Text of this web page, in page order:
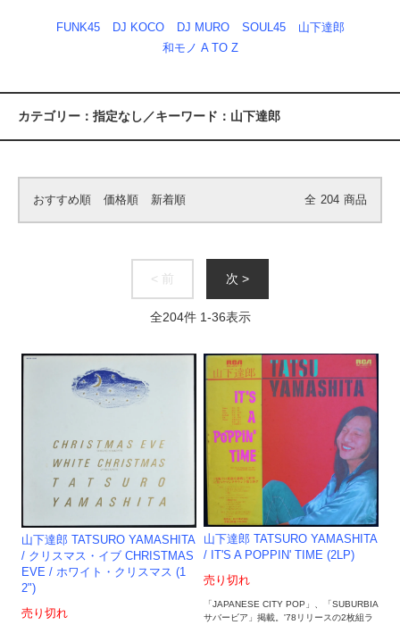
FUNK45 DJ KOCO DJ MURO SOUL45
山下達郎
和モノ A TO Z
カテゴリー：指定なし／キーワード：山下達郎
おすすめ順 価格順 新着順 全 204 商品
< 前 次 >
全204件 1-36表示
山下達郎 TATSURO YAMASHITA
/ クリスマス・イブ CHRISTMAS
EVE / ホワイト・クリスマス (1
2")
売り切れ
山下達郎 TATSURO YAMASHITA
/ IT'S A POPPIN' TIME (2LP)
売り切れ
「JAPANESE CITY POP」、「SUBURBIA
サバービア」掲載。'78リリースの2枚組ラ